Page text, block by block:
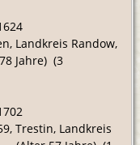
Landkreis Randow,
Jahre) (3
Trestin, Landkreis